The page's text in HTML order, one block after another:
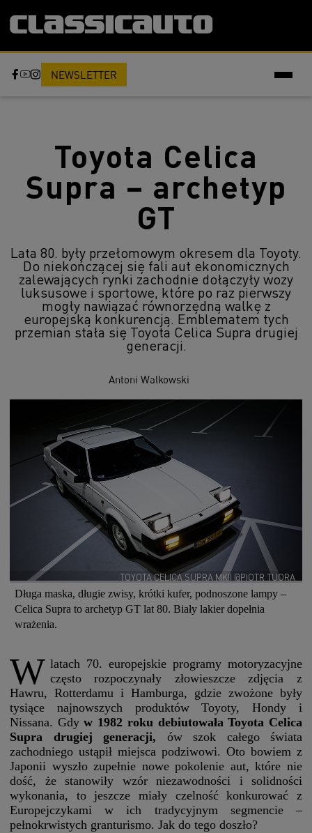
NEWSLETTER
Toyota Celica
Supra – archetyp
GT
Lata 80. były przełomowym okresem dla Toyoty.
Do niekończącej się fali aut ekonomicznych
zalewających rynki zachodnie dołączyły wozy
luksusowe i sportowe, które po raz pierwszy
mogły nawiązać równorzędną walkę z
europejską konkurencją. Emblematem tych
przemian stała się Toyota Celica Supra drugiej
generacji.
Antoni Walkowski
TOYOTA CELICA SUPRA MKII @PIOTR TUORA
Długa maska, długie zwisy, krótki kufer, podnoszone lampy –
Celica Supra to archetyp GT lat 80. Biały lakier dopełnia
wrażenia.
W latach 70. europejskie programy motoryzacyjne
często rozpoczynały złowieszcze zdjęcia z
Hawru, Rotterdamu i Hamburga, gdzie zwożone były
tysiące najnowszych produktów Toyoty, Hondy i
Nissana. Gdyw 1982 roku debiutowała Toyota Celica
Supra drugiej generacji, ów szok całego świata
zachodniego ustąpił miejsca podziwowi. Oto bowiem z
Japonii wyszło zupełnie nowe pokolenie aut, które nie
dość, że stanowiły wzór niezawodności i solidności
wykonania, to jeszcze miały czelność konkurować z
Europejczykami w ich tradycyjnym segmencie –
pełnokrwistych granturismo. Jak do tego doszło?